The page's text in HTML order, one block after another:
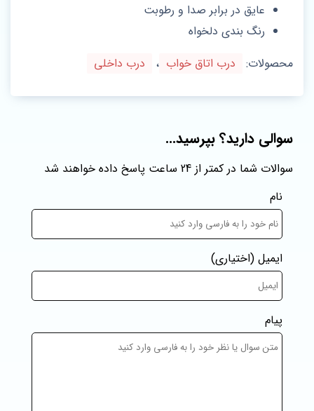
عایق در برابر صدا و رطوبت
رنگ بندی دلخواه
محصولات:
درب اتاق خواب ، درب داخلی
سوالی دارید؟ بپرسید...
سوالات شما در کمتر از 24 ساعت پاسخ داده خواهند شد
نام
ایمیل (اختیاری)
پیام